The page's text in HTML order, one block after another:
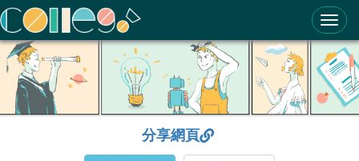
ColleGo! 大學選才與高中育才輔助系統
分享網頁